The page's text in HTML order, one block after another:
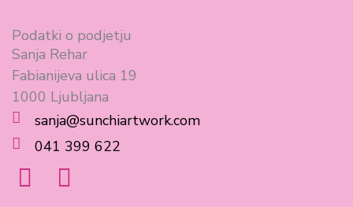
Podatki o podjetju
Sanja Rehar
Fabianijeva ulica 19
1000 Ljubljana
sanja@sunchiartwork.com
041 399 622
F I